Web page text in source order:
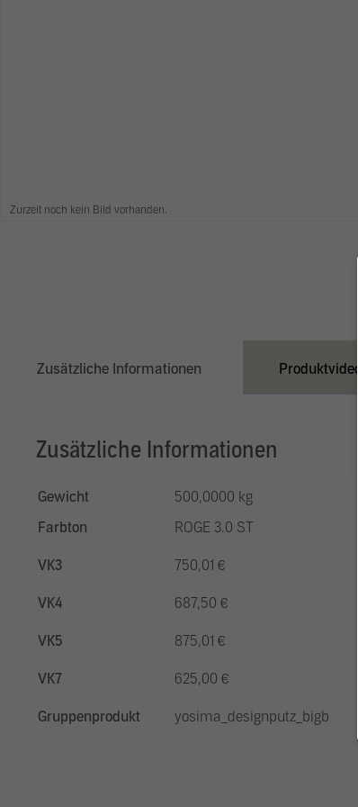
Zurzeit noch kein Bild vorhanden.
Zusätzliche Informationen Produktvideo
Zusätzliche Informationen
Gewicht
500,0000 kg
Farbton
ROGE 3.0 ST
VK3 750,01 €
VK4 687,50 €
VK5 875,01 €
VK7 625,00 €
Gruppenprodukt yosima_designputz_bigb